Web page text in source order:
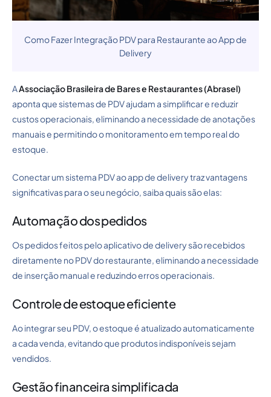
Como Fazer Integração PDV para Restaurante ao App de
Delivery
AAssociação Brasileira de Bares e Restaurantes (Abrasel)
aponta que sistemas de PDV ajudam a simplificar e reduzir
custos operacionais, eliminando a necessidade de anotações
manuais e permitindo o monitoramento em tempo real do
estoque.
Conectar um sistema PDV ao app de delivery traz vantagens
significativas para o seu negócio, saiba quais são elas:
Automação dos pedidos
Os pedidos feitos pelo aplicativo de delivery são recebidos
diretamente no PDV do restaurante, eliminando a necessidade
de inserção manual e reduzindo erros operacionais.
Controle de estoque eficiente
Ao integrar seu PDV, o estoque é atualizado automaticamente
a cada venda, evitando que produtos indisponíveis sejam
vendidos.
Gestão financeira simplificada